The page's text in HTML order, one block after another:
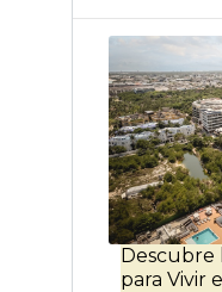
Descubre
para Vivir